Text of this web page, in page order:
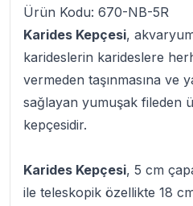
Ürün Kodu: 670-NB-5R
Karides Kepçesi,
karideslerin karideslere
vermeden taşınmasına ve
sağlayan yumuşak fileden
kepçesidir.
Karides Kepçesi, 5 cm
ile teleskopik özellikte 18